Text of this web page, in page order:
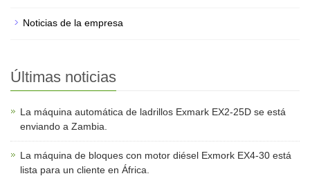
Noticias de la empresa
Últimas noticias
La máquina automática de ladrillos Exmark EX2-25D se está
enviando a Zambia.
La máquina de bloques con motor diésel Exmork EX4-30 está
lista para un cliente en África.